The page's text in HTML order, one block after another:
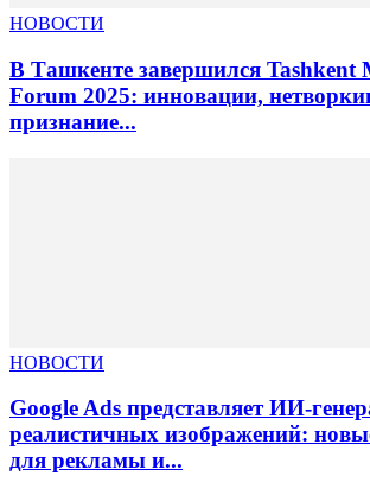
НОВОСТИ
В Ташкенте завершился Tashkent
Forum 2025: инновации,
признание...
НОВОСТИ
Google Ads представляет ИИ-
реалистичных изображений:
для рекламы и...